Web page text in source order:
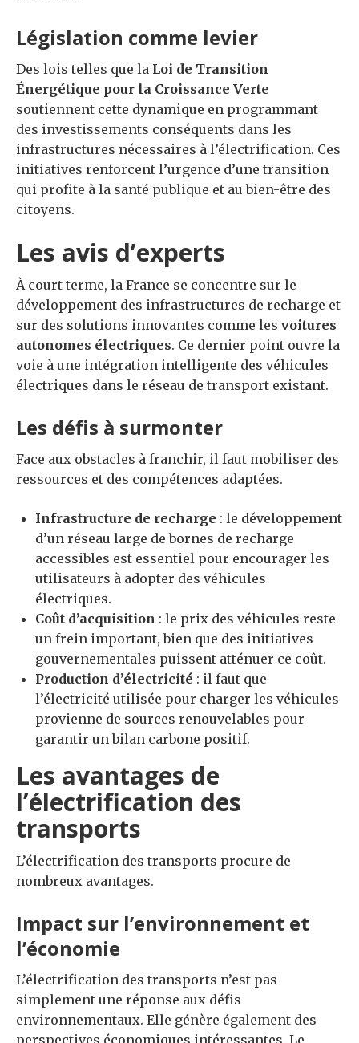
Législation comme levier
Des lois telles que la Loi de Transition
Énergétique pour la Croissance Verte
soutiennent cette dynamique en programmant
des investissements conséquents dans les
infrastructures nécessaires à l’électrification. Ces
initiatives renforcent l’urgence d’une transition
qui profite à la santé publique et au bien-être des
citoyens.
Les avis d’experts
À court terme, la France se concentre sur le
développement des infrastructures de recharge et
sur des solutions innovantes comme les voitures
autonomes électriques. Ce dernier point ouvre la
voie à une intégration intelligente des véhicules
électriques dans le réseau de transport existant.
Les défis à surmonter
Face aux obstacles à franchir, il faut mobiliser des
ressources et des compétences adaptées.
Infrastructure de recharge : le développement
d’un réseau large de bornes de recharge
accessibles est essentiel pour encourager les
utilisateurs à adopter des véhicules
électriques.
Coût d’acquisition : le prix des véhicules reste
un frein important, bien que des initiatives
gouvernementales puissent atténuer ce coût.
Production d’électricité : il faut que
l’électricité utilisée pour charger les véhicules
provienne de sources renouvelables pour
garantir un bilan carbone positif.
Les avantages de
l’électrification des
transports
L’électrification des transports procure de
nombreux avantages.
Impact sur l’environnement et
l’économie
L’électrification des transports n’est pas
simplement une réponse aux défis
environnementaux. Elle génère également des
perspectives économiques intéressantes. Le